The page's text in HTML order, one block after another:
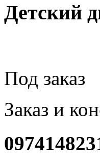
Детский
Под заказ
Заказ и